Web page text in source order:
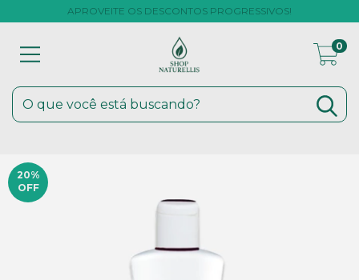
APROVEITE OS DESCONTOS PROGRESSIVOS!
0
20%
OFF